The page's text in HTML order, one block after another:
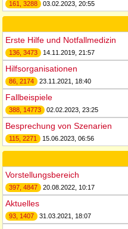
161, 3288 03.02.2023, 20:55
Erste Hilfe und Notfallmedizin
136, 3473 14.11.2019, 21:57
Hilfsorganisationen
86, 2174 23.11.2021, 18:40
Fallbeispiele
388, 14773 02.02.2023, 23:25
Besprechung von Szenarien
115, 2271 15.06.2023, 06:56
Vorstellungsbereich
397, 4847 20.08.2022, 10:17
Aktuelles
93, 1407 31.03.2021, 18:07